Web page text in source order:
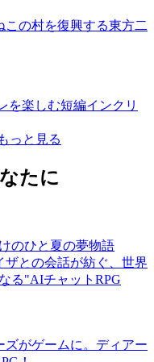
の村を復興する東方二
を楽しむ短編インクリ
っと見る
たに
のひと夏の夢物語
ザとの会話が紡ぐ、世界
る"AIチャットRPG
ズがゲームに。ディアー